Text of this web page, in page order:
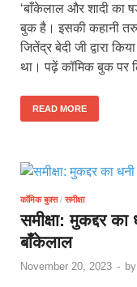
‘बाँकेलाल और शादी का
बुक है। इसकी कहानी
जितेंद्र बेदी जी द्वारा
था। पढ़ें कॉमिक बुक पर
READ MORE
कॉमिक बुक्स/ समीक्षा
समीक्षा: मुकद्दर
बाँकेलाल
November 20, 2023 - by